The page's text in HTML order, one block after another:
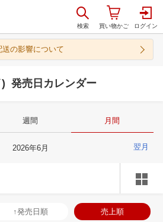
の影響について
発売日カレンダー
週間 月間
2026年6月 翌月
↑発売日順 売上順